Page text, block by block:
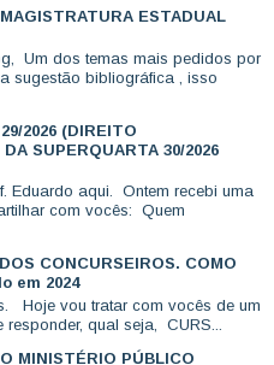
ESTADUAL
Um dos temas mais pedidos por
sugestão bibliográfica , isso
2026 (DIREITO
SUPERQUARTA 30/2026
Eduardo aqui. Ontem recebi uma
com vocês: Quem
CONCURSEIROS. COMO
em 2024
Hoje vou tratar com vocês de um
qual seja, CURS...
MINISTÉRIO PÚBLICO